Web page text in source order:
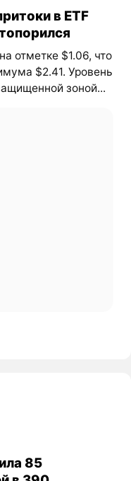
в ETF
отметке $1.06, что
$2.41. Уровень
зоной...
85